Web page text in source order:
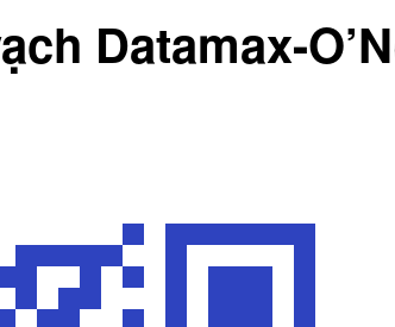
Datamax-